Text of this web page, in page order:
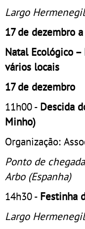
Largo
17 de dezembro
Natal Ecológico
vários locais
17 de dezembro
11h00 - Descida
Minho)
Organização:
Ponto de
Arbo (Espanha)
14h30 - Festinha
Largo